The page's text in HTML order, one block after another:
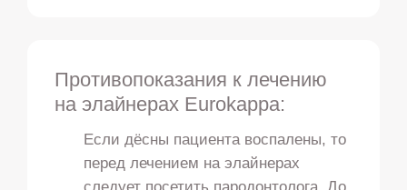
Противопоказания к лечению
на элайнерах Eurokappa:
Если дёсны пациента воспалены, то
перед лечением на элайнерах
следует посетить пародонтолога. До